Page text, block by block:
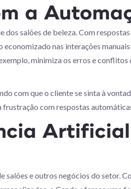
a
salões de beleza. Com respostas
nas interações
minimiza os erros e conflitos
com que o cliente se sinta à
frustração com respostas
salões e outros negócios do setor.